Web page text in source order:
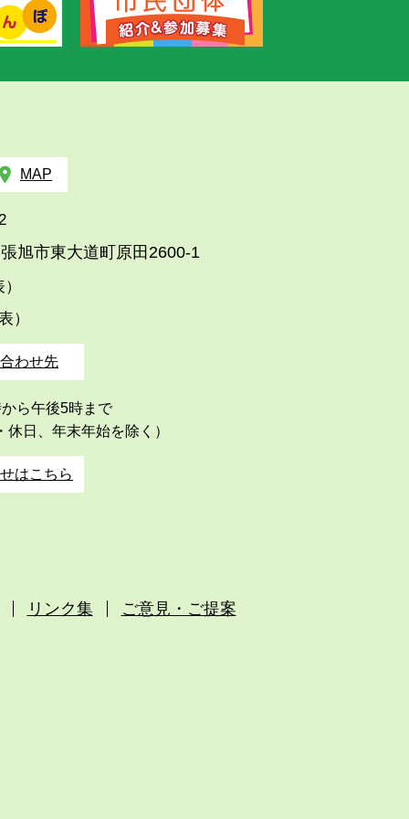
MAP
旭市東大道町原田2600-1
）
わせ先
ら午後5時まで
日、年末年始を除く）
はこちら
リンク集 ご意見・ご提案